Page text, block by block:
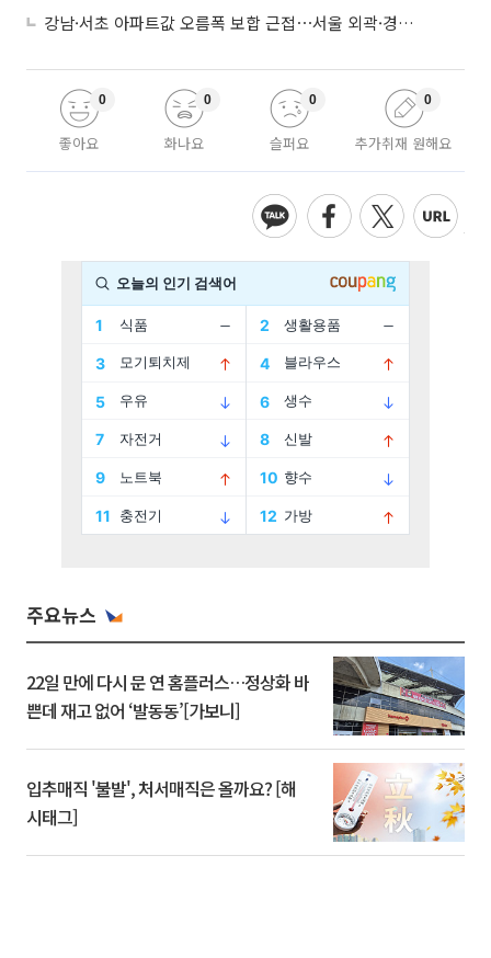
강남·서초 아파트값 오름폭 보합 근접⋯서울 외곽·경기 남부 중심 매수세
좋아요
0
화나요
0
슬퍼요
0
추가취재 원해요
0
주요뉴스
22일 만에 다시 문 연 홈플러스…정상화 바
쁜데 재고 없어 ‘발동동’[가보니]
입추매직 '불발', 처서매직은 올까요? [해
시태그]